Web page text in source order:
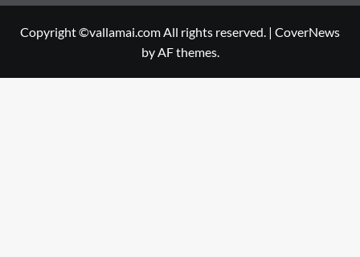
Copyright ©vallamai.com All rights reserved. | CoverNews
by AF themes.